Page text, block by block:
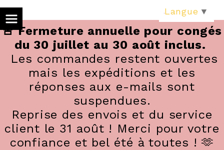
🚨 Fermeture annuelle pour congés
du 30 juillet au 30 août inclus.
Les commandes restent ouvertes
mais les expéditions et les
réponses aux e-mails sont
suspendues.
Reprise des envois et du service
client le 31 août ! Merci pour votre
confiance et bel été à toutes ! 🫶
Langue ▼